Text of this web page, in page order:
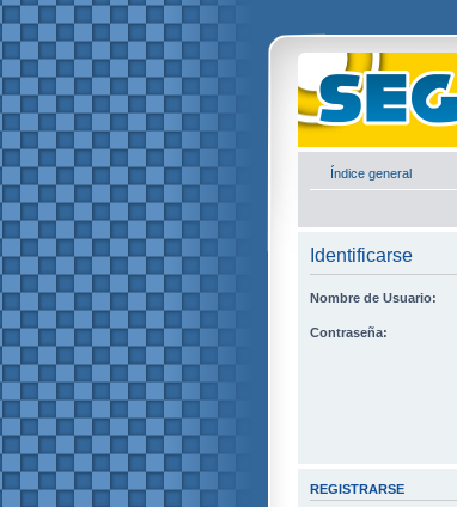
Índice general
Identificarse
Nombre de Usuario:
Contraseña:
REGISTRARSE